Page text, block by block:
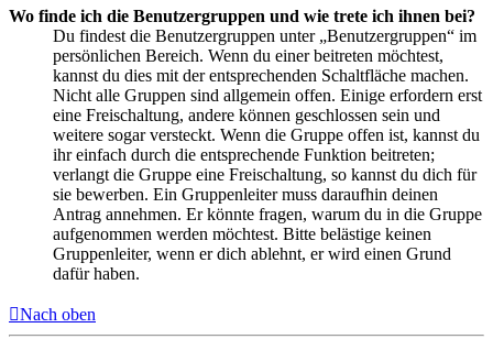
Wo finde ich die Benutzergruppen und wie trete ich ihnen bei?
Du findest die Benutzergruppen unter „Benutzergruppen“ im
persönlichen Bereich. Wenn du einer beitreten möchtest,
kannst du dies mit der entsprechenden Schaltfläche machen.
Nicht alle Gruppen sind allgemein offen. Einige erfordern erst
eine Freischaltung, andere können geschlossen sein und
weitere sogar versteckt. Wenn die Gruppe offen ist, kannst du
ihr einfach durch die entsprechende Funktion beitreten;
verlangt die Gruppe eine Freischaltung, so kannst du dich für
sie bewerben. Ein Gruppenleiter muss daraufhin deinen
Antrag annehmen. Er könnte fragen, warum du in die Gruppe
aufgenommen werden möchtest. Bitte belästige keinen
Gruppenleiter, wenn er dich ablehnt, er wird einen Grund
dafür haben.
Nach oben